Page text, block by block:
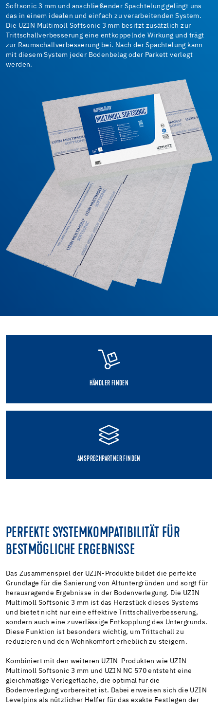
Softsonic 3 mm und anschließender Spachtelung gelingt uns
das in einem idealen und einfach zu verarbeitenden System.
Die UZIN Multimoll Softsonic 3 mm besitzt zusätzlich zur
Trittschallverbesserung eine entkoppelnde Wirkung und trägt
zur Raumschallverbesserung bei. Nach der Spachtelung kann
mit diesem System jeder Bodenbelag oder Parkett verlegt
werden.
HÄNDLER FINDEN
ANSPRECHPARTNER FINDEN
PERFEKTE SYSTEMKOMPATIBILITÄT FÜR
BESTMÖGLICHE ERGEBNISSE
Das Zusammenspiel der UZIN-Produkte bildet die perfekte
Grundlage für die Sanierung von Altuntergründen und sorgt für
herausragende Ergebnisse in der Bodenverlegung. Die UZIN
Multimoll Softsonic 3 mm ist das Herzstück dieses Systems
und bietet nicht nur eine effektive Trittschallverbesserung,
sondern auch eine zuverlässige Entkopplung des Untergrunds.
Diese Funktion ist besonders wichtig, um Trittschall zu
reduzieren und den Wohnkomfort erheblich zu steigern.
Kombiniert mit den weiteren UZIN-Produkten wie UZIN
Multimoll Softsonic 3 mm und UZIN NC 570 entsteht eine
gleichmäßige Verlegefläche, die optimal für die
Bodenverlegung vorbereitet ist. Dabei erweisen sich die UZIN
Levelpins als nützlicher Helfer für das exakte Festlegen der